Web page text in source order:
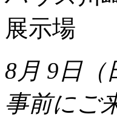
8月 9日（
事前にご